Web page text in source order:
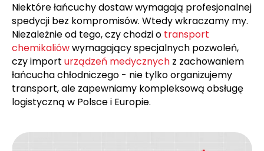
Niektóre łańcuchy dostaw wymagają profesjonalnej
spedycji bez kompromisów. Wtedy wkraczamy my.
Niezależnie od tego, czy chodzi o transport
chemikaliówwymagający specjalnych pozwoleń,
czy import urządzeń medycznych z zachowaniem
łańcucha chłodniczego - nie tylko organizujemy
transport, ale zapewniamy kompleksową obsługę
logistyczną w Polsce i Europie.